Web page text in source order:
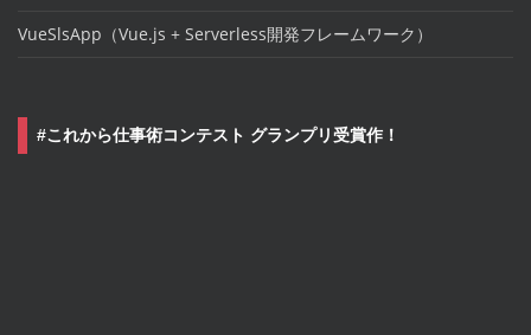
VueSlsApp（Vue.js + Serverless開発フレームワーク）
#これから仕事術コンテスト グランプリ受賞作！